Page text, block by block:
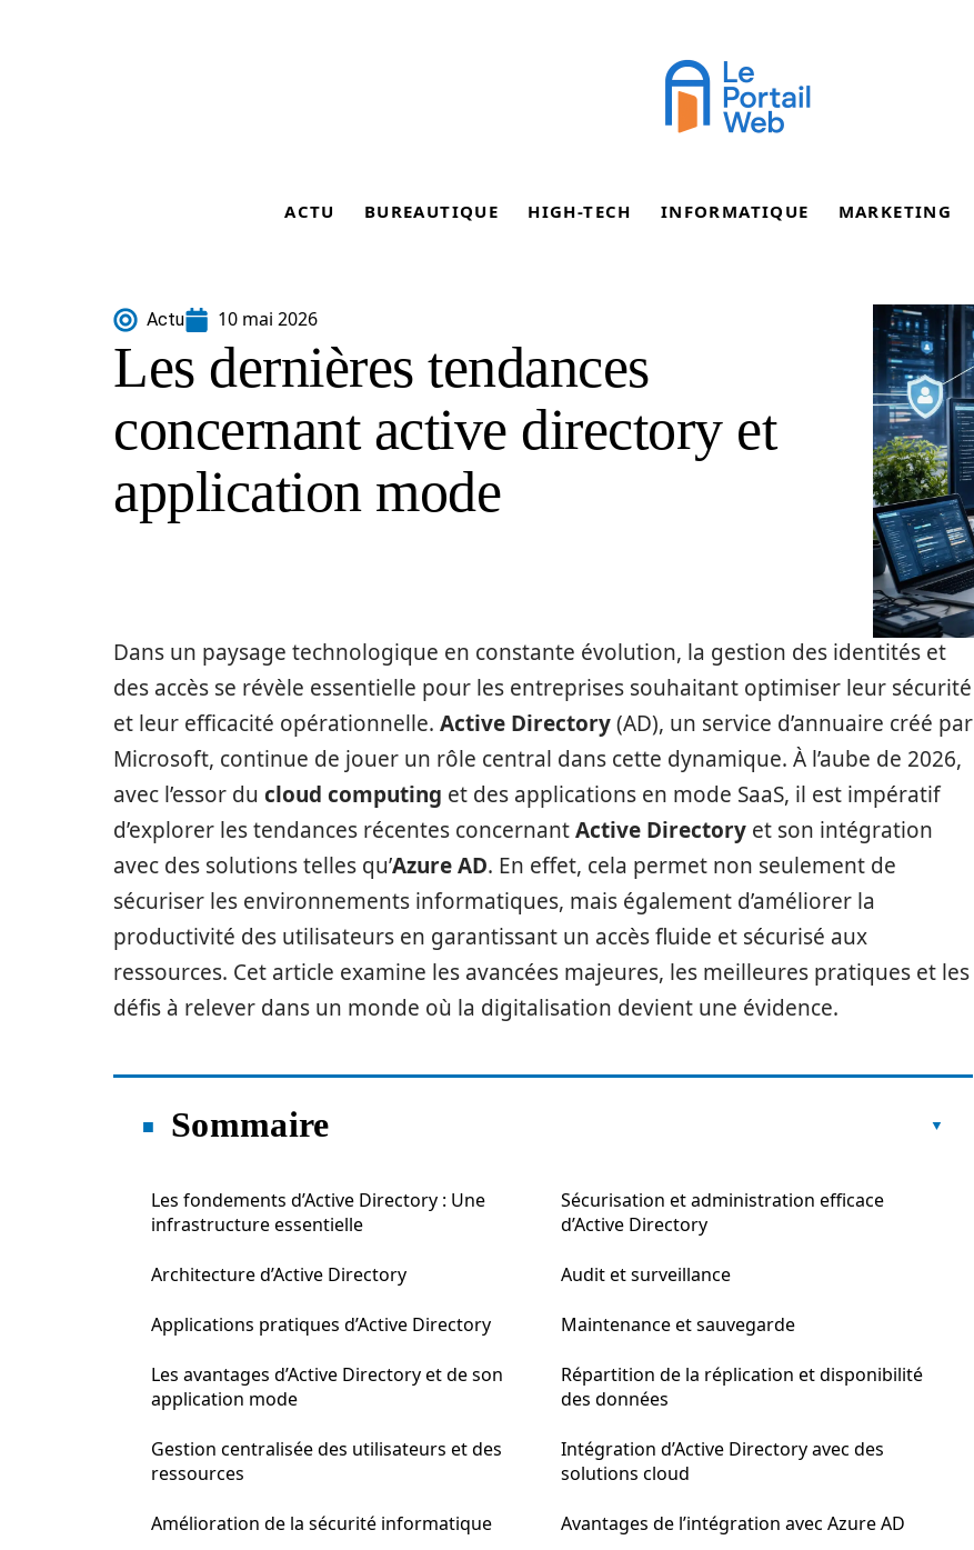
ACTU BUREAUTIQUE HIGH-TECH INFORMATIQUE MARKETING
Actu 10 mai 2026
Les dernières tendances
concernant active directory et
application mode
Dans un paysage technologique en constante évolution, la gestion des identités et
des accès se révèle essentielle pour les entreprises souhaitant optimiser leur sécurité
et leur efficacité opérationnelle. Active Directory(AD), un service d’annuaire créé par
Microsoft, continue de jouer un rôle central dans cette dynamique. À l’aube de 2026,
avec l’essor du cloud computing et des applications en mode SaaS, il est impératif
d’explorer les tendances récentes concernantActive Directory et son intégration
avec des solutions telles qu’Azure AD. En effet, cela permet non seulement de
sécuriser les environnements informatiques, mais également d’améliorer la
productivité des utilisateurs en garantissant un accès fluide et sécurisé aux
ressources. Cet article examine les avancées majeures, les meilleures pratiques et les
défis à relever dans un monde où la digitalisation devient une évidence.
Sommaire
Les fondements d’Active Directory : Une
infrastructure essentielle
Architecture d’Active Directory
Applications pratiques d’Active Directory
Les avantages d’Active Directory et de son
application mode
Gestion centralisée des utilisateurs et des
ressources
Amélioration de la sécurité informatique
Sécurisation et administration efficace
d’Active Directory
Audit et surveillance
Maintenance et sauvegarde
Répartition de la réplication et disponibilité
des données
Intégration d’Active Directory avec des
solutions cloud
Avantages de l’intégration avec Azure AD